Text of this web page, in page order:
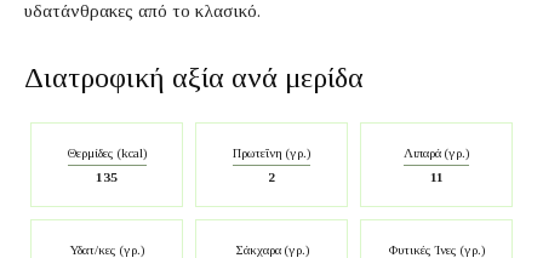
υδατάνθρακες από το κλασικό.
Διατροφική αξία ανά μερίδα
Θερμίδες (kcal)
135
Πρωτεΐνη (γρ.)
2
Λιπαρά (γρ.)
11
Υδατ/κες (γρ.)
Σάκχαρα (γρ.)
Φυτικές Ίνες (γρ.)